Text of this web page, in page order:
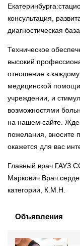
консультация,
диагностическая база.
Техническое
высокий
отношение к
медицинской
учреждении, и
возможностями
на нашем сайте.
пожелания,
окажется для вас
Главный врач ГАУЗ
Маркович Врач
категории, К.М.Н.
Объявления